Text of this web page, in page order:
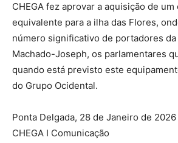
CHEGA fez aprovar a aquisição de
equivalente para a ilha das Flores,
número significativo de portadores da
Machado-Joseph, os parlamentares
quando está previsto este
do Grupo Ocidental.
Ponta Delgada, 28 de Janeiro de 2026
CHEGA I Comunicação